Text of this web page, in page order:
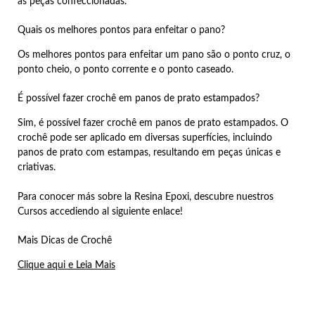
Quais os melhores pontos para enfeitar o pano?
Os melhores pontos para enfeitar um pano são o ponto cruz, o
ponto cheio, o ponto corrente e o ponto caseado.
É possível fazer crochê em panos de prato estampados?
Sim, é possível fazer crochê em panos de prato estampados. O
crochê pode ser aplicado em diversas superfícies, incluindo
panos de prato com estampas, resultando em peças únicas e
criativas.
Para conocer más sobre la Resina Epoxi, descubre nuestros
Cursos accediendo al siguiente enlace!
Mais Dicas de Crochê
Clique aqui e Leia Mais